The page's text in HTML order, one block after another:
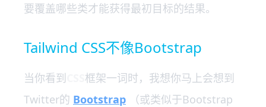
要覆盖哪些类才能获得最初目标的结果。
Tailwind CSS不像Bootstrap
当你看到
框架一词时，我想你马上会想到
Twitter的 Bootstrap （或类似于Bootstrap